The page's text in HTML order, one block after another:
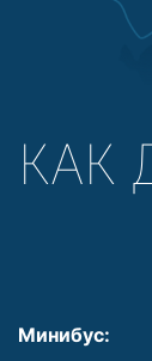
КАК
Минибус: